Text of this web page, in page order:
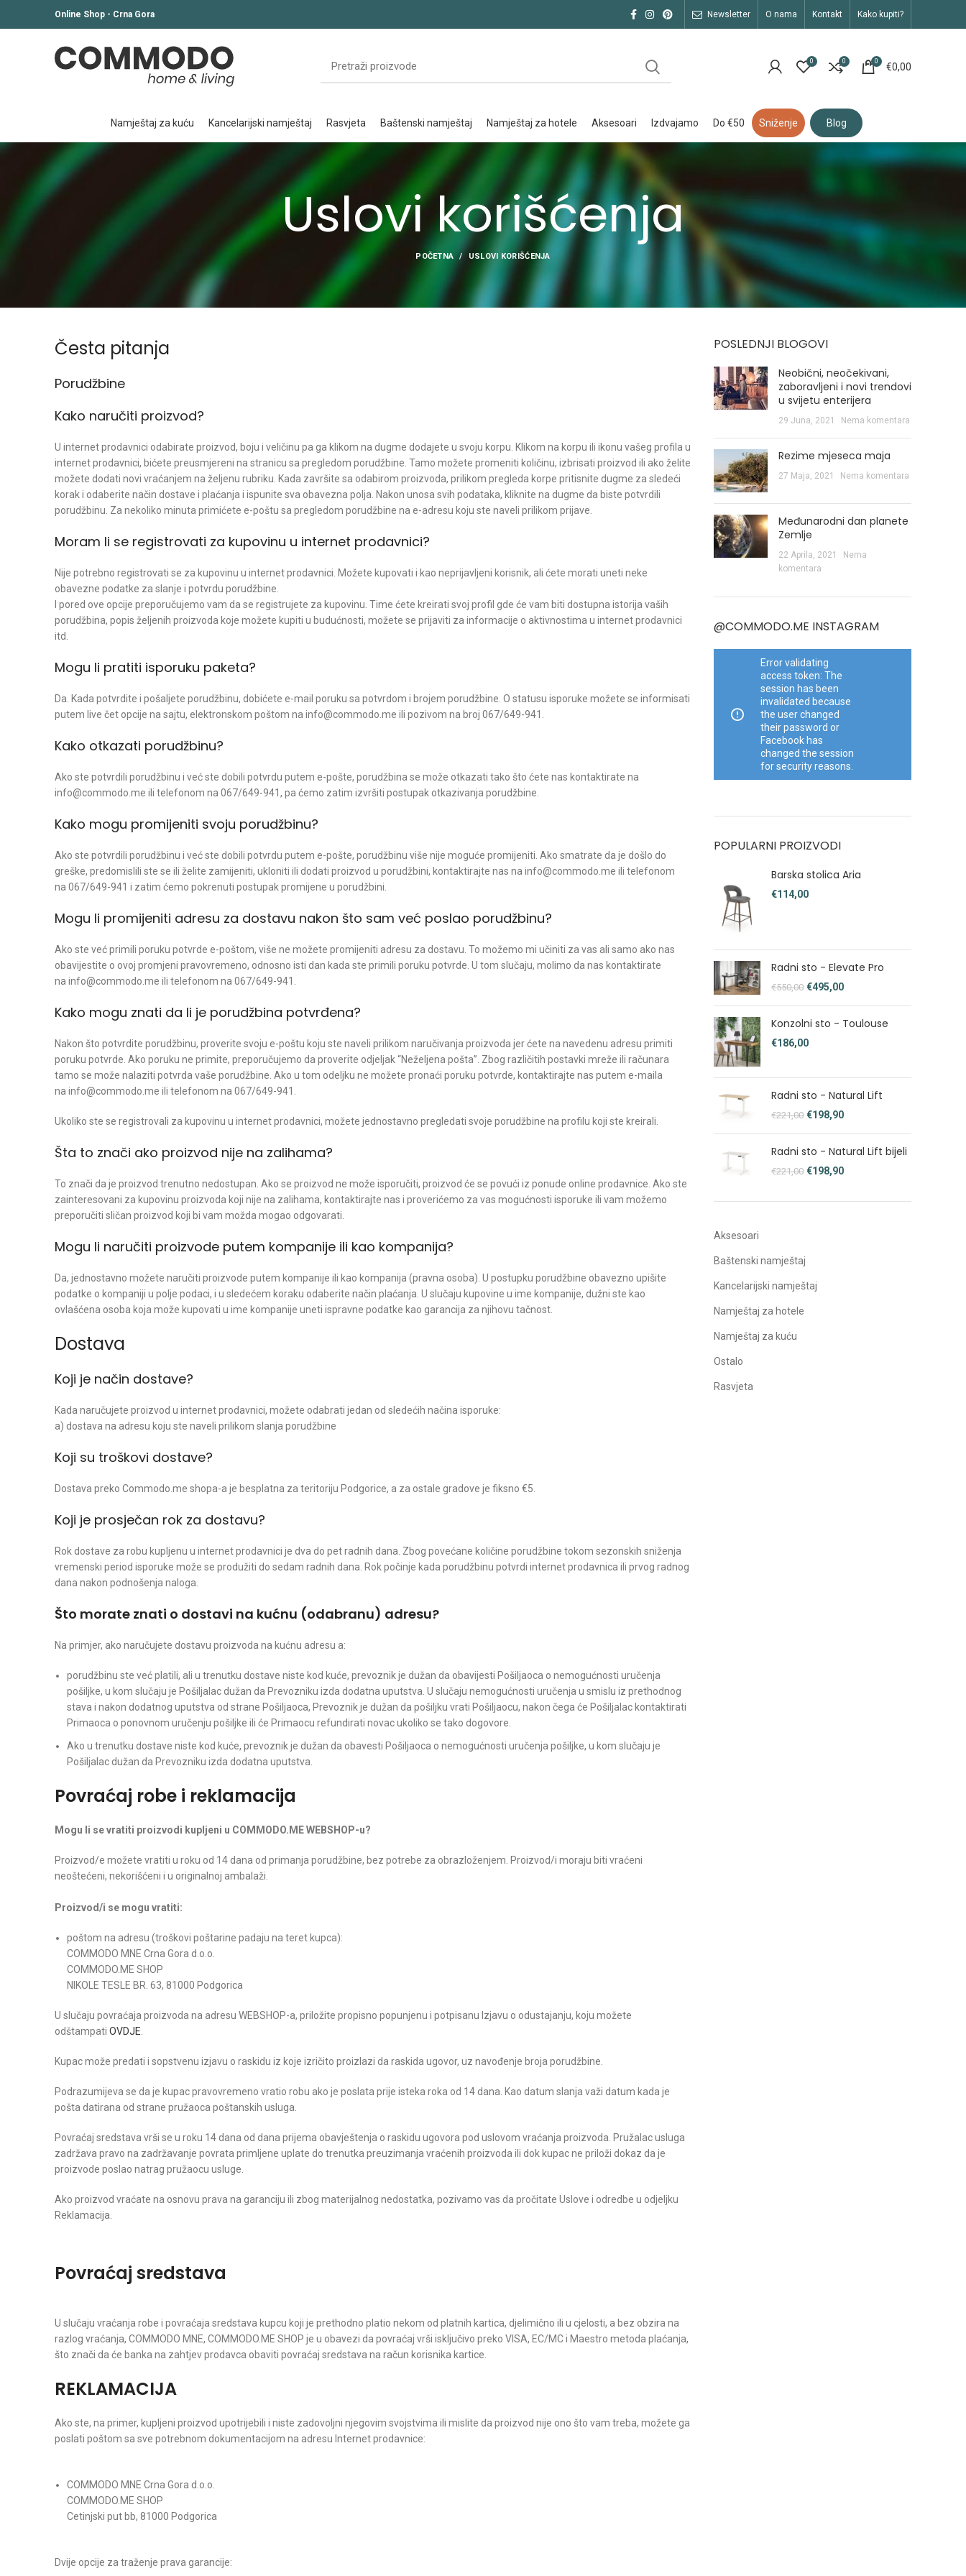
Online Shop - Crna Gora newsletter o nama kontakt kako kupiti?
0 0 0 €0,00
namještaj za kuću kancelarijski namještaj rasvjeta baštenski namještaj namještaj za hotele aksesoari izdvajamo do €50 sniženje blog
Uslovi korišćenja
POČETNA USLOVI KORIŠĆENJA
Česta pitanja
Porudžbine
Kako naručiti proizvod?
U internet prodavnici odabirate proizvod, boju i veličinu pa ga klikom na dugme dodajete u svoju korpu. Klikom na korpu ili ikonu vašeg profila u
internet prodavnici, bićete preusmjereni na stranicu sa pregledom porudžbine. Tamo možete promeniti količinu, izbrisati proizvod ili ako želite
možete dodati novi vraćanjem na željenu rubriku. Kada završite sa odabirom proizvoda, prilikom pregleda korpe pritisnite dugme za sledeći
korak i odaberite način dostave i plaćanja i ispunite sva obavezna polja. Nakon unosa svih podataka, kliknite na dugme da biste potvrdili
porudžbinu. Za nekoliko minuta primićete e-poštu sa pregledom porudžbine na e-adresu koju ste naveli prilikom prijave.
Moram li se registrovati za kupovinu u internet prodavnici?
Nije potrebno registrovati se za kupovinu u internet prodavnici. Možete kupovati i kao neprijavljeni korisnik, ali ćete morati uneti neke
obavezne podatke za slanje i potvrdu porudžbine.
I pored ove opcije preporučujemo vam da se registrujete za kupovinu. Time ćete kreirati svoj profil gde će vam biti dostupna istorija vaših
porudžbina, popis željenih proizvoda koje možete kupiti u budućnosti, možete se prijaviti za informacije o aktivnostima u internet prodavnici
itd.
Mogu li pratiti isporuku paketa?
Da. Kada potvrdite i pošaljete porudžbinu, dobićete e-mail poruku sa potvrdom i brojem porudžbine. O statusu isporuke možete se informisati
putem live čet opcije na sajtu, elektronskom poštom na info@commodo.me ili pozivom na broj 067/649-941.
Kako otkazati porudžbinu?
Ako ste potvrdili porudžbinu i već ste dobili potvrdu putem e-pošte, porudžbina se može otkazati tako što ćete nas kontaktirate na
info@commodo.me ili telefonom na 067/649-941, pa ćemo zatim izvršiti postupak otkazivanja porudžbine.
Kako mogu promijeniti svoju porudžbinu?
Ako ste potvrdili porudžbinu i već ste dobili potvrdu putem e-pošte, porudžbinu više nije moguće promijeniti. Ako smatrate da je došlo do
greške, predomislili ste se ili želite zamijeniti, ukloniti ili dodati proizvod u porudžbini, kontaktirajte nas na info@commodo.me ili telefonom
na 067/649-941 i zatim ćemo pokrenuti postupak promijene u porudžbini.
Mogu li promijeniti adresu za dostavu nakon što sam već poslao porudžbinu?
Ako ste već primili poruku potvrde e-poštom, više ne možete promijeniti adresu za dostavu. To možemo mi učiniti za vas ali samo ako nas
obavijestite o ovoj promjeni pravovremeno, odnosno isti dan kada ste primili poruku potvrde. U tom slučaju, molimo da nas kontaktirate
na info@commodo.me ili telefonom na 067/649-941.
Kako mogu znati da li je porudžbina potvrđena?
Nakon što potvrdite porudžbinu, proverite svoju e-poštu koju ste naveli prilikom naručivanja proizvoda jer ćete na navedenu adresu primiti
poruku potvrde. Ako poruku ne primite, preporučujemo da proverite odjeljak “Neželjena pošta”. Zbog različitih postavki mreže ili računara
tamo se može nalaziti potvrda vaše porudžbine. Ako u tom odeljku ne možete pronaći poruku potvrde, kontaktirajte nas putem e-maila
na info@commodo.me ili telefonom na 067/649-941.
Ukoliko ste se registrovali za kupovinu u internet prodavnici, možete jednostavno pregledati svoje porudžbine na profilu koji ste kreirali.
Šta to znači ako proizvod nije na zalihama?
To znači da je proizvod trenutno nedostupan. Ako se proizvod ne može isporučiti, proizvod će se povući iz ponude online prodavnice. Ako ste
zainteresovani za kupovinu proizvoda koji nije na zalihama, kontaktirajte nas i proverićemo za vas mogućnosti isporuke ili vam možemo
preporučiti sličan proizvod koji bi vam možda mogao odgovarati.
Mogu li naručiti proizvode putem kompanije ili kao kompanija?
Da, jednostavno možete naručiti proizvode putem kompanije ili kao kompanija (pravna osoba). U postupku porudžbine obavezno upišite
podatke o kompaniji u polje podaci, i u sledećem koraku odaberite način plaćanja. U slučaju kupovine u ime kompanije, dužni ste kao
ovlašćena osoba koja može kupovati u ime kompanije uneti ispravne podatke kao garancija za njihovu tačnost.
Dostava
Koji je način dostave?
Kada naručujete proizvod u internet prodavnici, možete odabrati jedan od sledećih načina isporuke:
a) dostava na adresu koju ste naveli prilikom slanja porudžbine
Koji su troškovi dostave?
Dostava preko Commodo.me shopa-a je besplatna za teritoriju Podgorice, a za ostale gradove je fiksno €5.
Koji je prosječan rok za dostavu?
Rok dostave za robu kupljenu u internet prodavnici je dva do pet radnih dana. Zbog povećane količine porudžbine tokom sezonskih sniženja
vremenski period isporuke može se produžiti do sedam radnih dana. Rok počinje kada porudžbinu potvrdi internet prodavnica ili prvog radnog
dana nakon podnošenja naloga.
Što morate znati o dostavi na kućnu (odabranu) adresu?
Na primjer, ako naručujete dostavu proizvoda na kućnu adresu a:
porudžbinu ste već platili, ali u trenutku dostave niste kod kuće, prevoznik je dužan da obavijesti Pošiljaoca o nemogućnosti uručenja
pošiljke, u kom slučaju je Pošiljalac dužan da Prevozniku izda dodatna uputstva. U slučaju nemogućnosti uručenja u smislu iz prethodnog
stava i nakon dodatnog uputstva od strane Pošiljaoca, Prevoznik je dužan da pošiljku vrati Pošiljaocu, nakon čega će Pošiljalac kontaktirati
Primaoca o ponovnom uručenju pošiljke ili će Primaocu refundirati novac ukoliko se tako dogovore.
Ako u trenutku dostave niste kod kuće, prevoznik je dužan da obavesti Pošiljaoca o nemogućnosti uručenja pošiljke, u kom slučaju je
Pošiljalac dužan da Prevozniku izda dodatna uputstva.
Povraćaj robe i reklamacija
Mogu li se vratiti proizvodi kupljeni u COMMODO.ME WEBSHOP-u?
Proizvod/e možete vratiti u roku od 14 dana od primanja porudžbine, bez potrebe za obrazloženjem. Proizvod/i moraju biti vraćeni
neoštećeni, nekorišćeni i u originalnoj ambalaži.
Proizvod/i se mogu vratiti:
poštom na adresu (troškovi poštarine padaju na teret kupca):
COMMODO MNE Crna Gora d.o.o.
COMMODO.ME SHOP
NIKOLE TESLE BR. 63, 81000 Podgorica
U slučaju povraćaja proizvoda na adresu WEBSHOP-a, priložite propisno popunjenu i potpisanu Izjavu o odustajanju, koju možete
odštampati OVDJE
Kupac može predati i sopstvenu izjavu o raskidu iz koje izričito proizlazi da raskida ugovor, uz navođenje broja porudžbine.
Podrazumijeva se da je kupac pravovremeno vratio robu ako je poslata prije isteka roka od 14 dana. Kao datum slanja važi datum kada je
pošta datirana od strane pružaoca poštanskih usluga.
Povraćaj sredstava vrši se u roku 14 dana od dana prijema obavještenja o raskidu ugovora pod uslovom vraćanja proizvoda. Pružalac usluga
zadržava pravo na zadržavanje povrata primljene uplate do trenutka preuzimanja vraćenih proizvoda ili dok kupac ne priloži dokaz da je
proizvode poslao natrag pružaocu usluge.
Ako proizvod vraćate na osnovu prava na garanciju ili zbog materijalnog nedostatka, pozivamo vas da pročitate Uslove i odredbe u odjeljku
Reklamacija.
Povraćaj sredstava
U slučaju vraćanja robe i povraćaja sredstava kupcu koji je prethodno platio nekom od platnih kartica, djelimično ili u cjelosti, a bez obzira na
razlog vraćanja, COMMODO MNE, COMMODO.ME SHOP je u obavezi da povraćaj vrši isključivo preko VISA, EC/MC i Maestro metoda plaćanja,
što znači da će banka na zahtjev prodavca obaviti povraćaj sredstava na račun korisnika kartice.
REKLAMACIJA
Ako ste, na primer, kupljeni proizvod upotrijebili i niste zadovoljni njegovim svojstvima ili mislite da proizvod nije ono što vam treba, možete ga
poslati poštom sa sve potrebnom dokumentacijom na adresu Internet prodavnice:
COMMODO MNE Crna Gora d.o.o.
COMMODO.ME SHOP
Cetinjski put bb, 81000 Podgorica
Dvije opcije za traženje prava garancije:
POSLEDNJI BLOGOVI
Neobični, neočekivani,
zaboravljeni i novi trendovi
u svijetu enterijera
29 Juna, 2021 Nema komentara
Rezime mjeseca maja
27 Maja, 2021 Nema komentara
Međunarodni dan planete
Zemlje
22 Aprila, 2021
Nema
komentara
@COMMODO.ME INSTAGRAM
Error validating
access token: The
session has been
invalidated because
the user changed
their password or
Facebook has
changed the session
for security reasons.
POPULARNI PROIZVODI
Barska stolica Aria
€
Radni sto - Elevate Pro
€550,00 €495,00
Konzolni sto - Toulouse
€
Radni sto - Natural Lift
€221,00 €198,90
Radni sto - Natural Lift bijeli
€221,00 €198,90
Aksesoari
Baštenski namještaj
Kancelarijski namještaj
Namještaj za hotele
Namještaj za kuću
Ostalo
Rasvjeta